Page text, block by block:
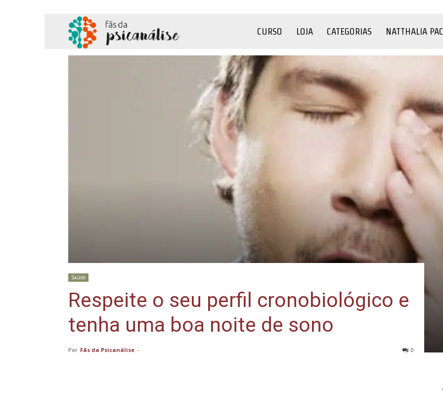
Psicanálise
CURSO LOJA CATEGORIAS NATTHALIA
Saúde
Respeite o seu perfil cronobiológico e
tenha uma boa noite de sono
Por Fãs da Psicanálise - 0